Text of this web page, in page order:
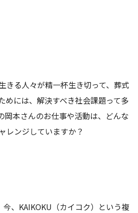
きる人々が精一杯生き切って、葬式
めには、解決すべき社会課題って多
岡本さんのお仕事や活動は、どんな
レンジしていますか？
、KAIKOKU（カイコク）という複